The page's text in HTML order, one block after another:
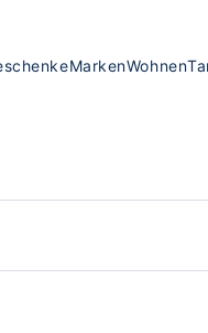
MarkenWohnen